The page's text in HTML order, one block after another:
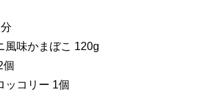
風味かまぼこ 120g
個
ッコリー 1個